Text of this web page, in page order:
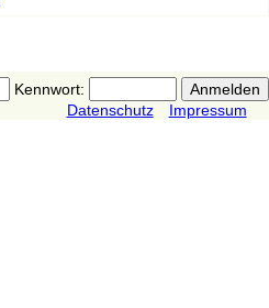
Kennwort:
Datenschutz
Impressum